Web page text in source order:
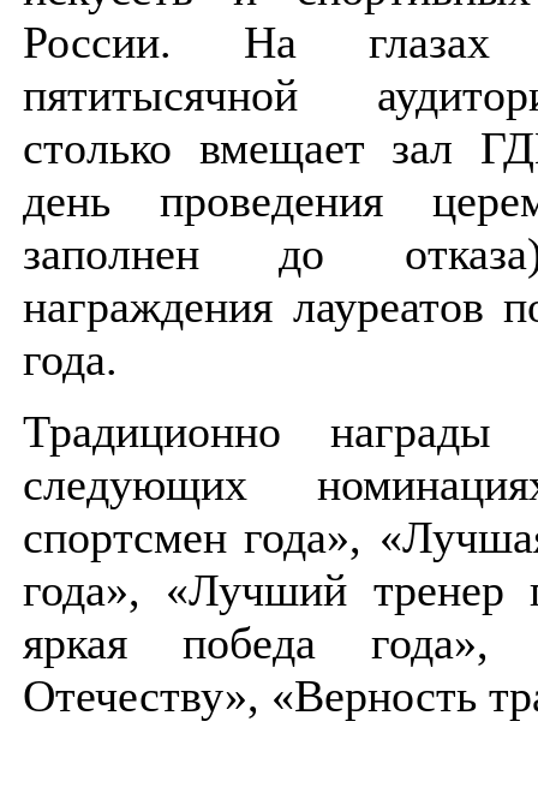
России. На
пятитысячной
столько вмещает зал
день проведения
заполнен до
награждения лауреатов
года.
Традиционно награды
следующих
спортсмен года»,
года», «Лучший тренер
яркая победа
Отечеству», «Верность